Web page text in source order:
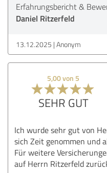
Erfahrungsbericht &
Daniel Ritzerfeld
13.12.2025 Anonym
5,00 von 5
SEHR GUT
Ich wurde sehr gut von
sich Zeit genommen und
Für weitere
auf Herrn Ritzerfeld